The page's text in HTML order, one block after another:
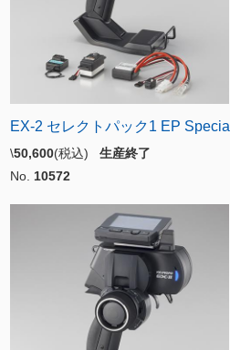
EX-2 セレクトパック1 EP Special
\50,600(税込) 生産終了
No. 10572